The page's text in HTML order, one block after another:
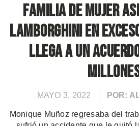
Familia de mujer
Lamborghini en
llega a un
MAYO 3, 2022 POR:
Monique Muñoz regresaba del